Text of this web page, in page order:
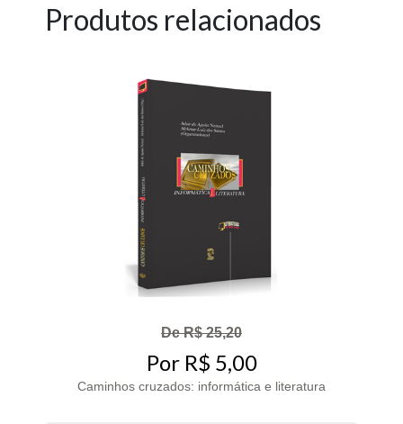
Produtos relacionados
De R$ 25,20
Por R$ 5,00
Caminhos cruzados: informática e literatura